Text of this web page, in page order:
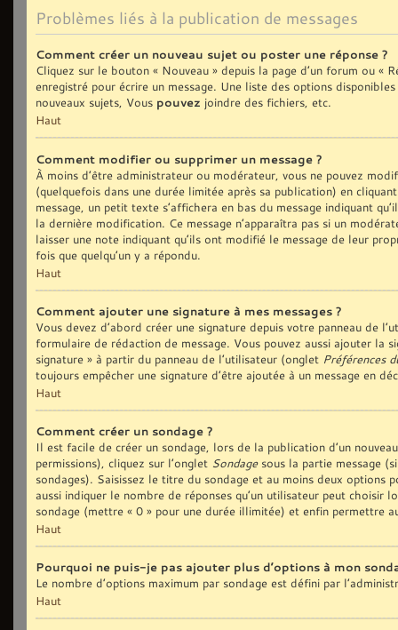
Problèmes liés à la publication de messages
Comment créer un nouveau sujet ou poster une réponse ?
Cliquez sur le bouton « Nouveau » depuis la page d’un forum ou «
enregistré pour écrire un message. Une liste des options
nouveaux sujets, Vous pouvez joindre des fichiers, etc.
Haut
Comment modifier ou supprimer un message ?
À moins d’être administrateur ou modérateur, vous ne pouvez
(quelquefois dans une durée limitée après sa publication) en
message, un petit texte s’affichera en bas du message indiquant
la dernière modification. Ce message n’apparaîtra pas si un
laisser une note indiquant qu’ils ont modifié le message de leur
fois que quelqu’un y a répondu.
Haut
Comment ajouter une signature à mes messages ?
Vous devez d’abord créer une signature depuis votre panneau de
formulaire de rédaction de message. Vous pouvez aussi ajouter la
signature » à partir du panneau de l’utilisateur (onglet Préférences
toujours empêcher une signature d’être ajoutée à un message en
Haut
Comment créer un sondage ?
Il est facile de créer un sondage, lors de la publication d’un
permissions), cliquez sur l’onglet Sondagesous la partie message
sondages). Saisissez le titre du sondage et au moins deux options
aussi indiquer le nombre de réponses qu’un utilisateur peut
sondage (mettre « 0 » pour une durée illimitée) et enfin permettre
Haut
Pourquoi ne puis-je pas ajouter plus d’options à mon
Le nombre d’options maximum par sondage est défini par
Haut